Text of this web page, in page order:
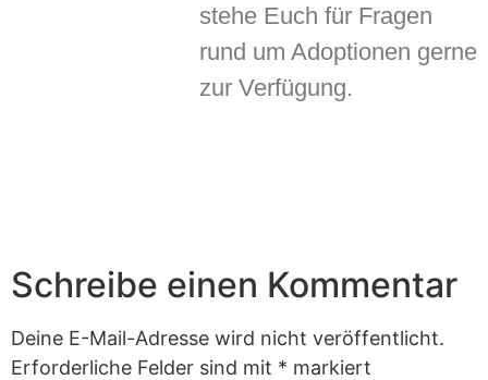
stehe Euch für Fragen
rund um Adoptionen gerne
zur Verfügung.
Schreibe einen Kommentar
Deine E-Mail-Adresse wird nicht veröffentlicht.
Erforderliche Felder sind mit * markiert